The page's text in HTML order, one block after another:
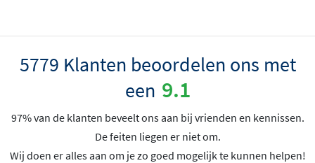
5779 Klanten beoordelen ons met
een 9.1
97% van de klanten beveelt ons aan bij vrienden en kennissen.
De feiten liegen er niet om.
Wij doen er alles aan om je zo goed mogelijk te kunnen helpen!